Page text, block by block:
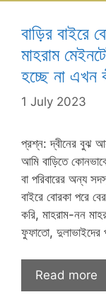
বাড়ির বাইরে
মাহরাম
হচ্ছে না এখন
1 July 2023
প্রশ্ন: দ্বীনের বুঝ
আমি বাড়িতে
বা পরিবারের অন্য
বাইরে বোরকা পরে
করি, মাহরাম-নন
ফুফাতো,‌ দুলাভাইদের
Read more